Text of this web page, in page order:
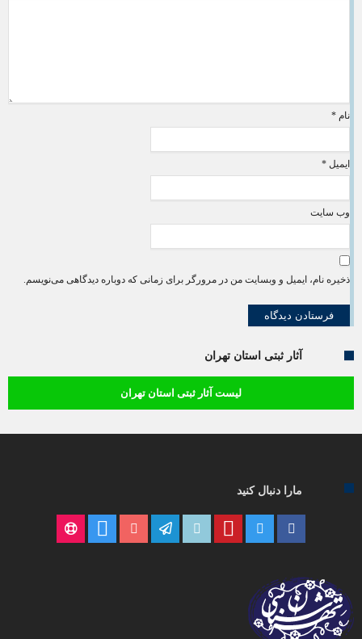
نام *
ایمیل *
وب‌ سایت
ذخیره نام، ایمیل و وبسایت من در مرورگر برای زمانی که دوباره دیدگاهی می‌نویسم.
آثار ثبتی استان تهران
لیست آثار ثبتی استان تهران
مارا دنبال کنید